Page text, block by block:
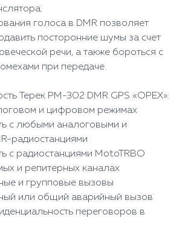
голоса в DMR позволяет
посторонние шумы за счет
речи, а также бороться с
при передаче.
Терек РМ-302 DMR GPS «ОРЕХ»:
и цифровом режимах
с любыми аналоговыми и
радиостанциями
с радиостанциями MotoTRBO
и репитерных каналах
и групповые вызовы
или общий аварийный вызов
переговоров в